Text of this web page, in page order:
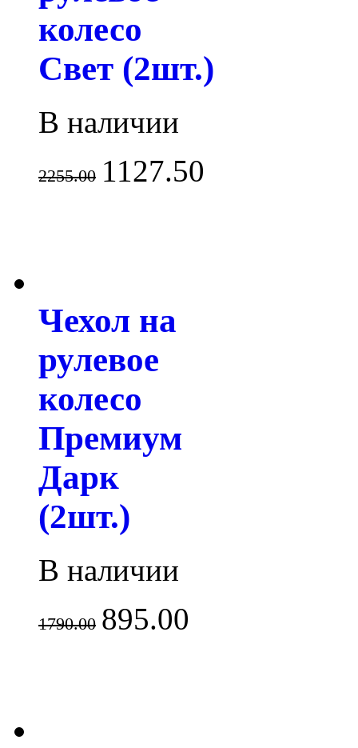
колесо
Свет (2шт.)
В наличии
2255.00 1127.50
Чехол на
рулевое
колесо
Премиум
Дарк
(2шт.)
В наличии
1790.00 895.00